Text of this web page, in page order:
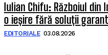
Iulian Chifu: Războiul
o ieșire fără soluții
EDITORIALE 03.08.2026